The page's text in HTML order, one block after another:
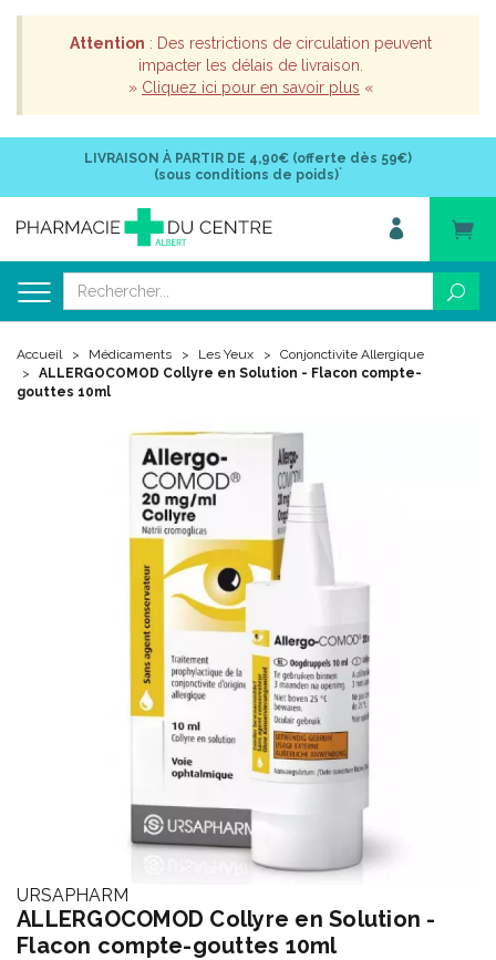
Attention : Des restrictions de circulation peuvent
impacter les délais de livraison.
» Cliquez ici pour en savoir plus «
LIVRAISON À PARTIR DE 4,90€ (offerte dès 59€)
(sous conditions de poids)*
Accueil Médicaments Les Yeux
Conjonctivite Allergique
ALLERGOCOMOD Collyre en Solution - Flacon compte-
gouttes 10ml
URSAPHARM
ALLERGOCOMOD Collyre en Solution -
Flacon compte-gouttes 10ml